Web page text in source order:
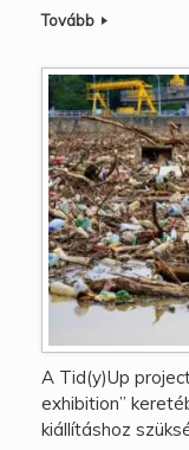
Tovább
A Tid(y)Up
exhibition”
kiállításhoz